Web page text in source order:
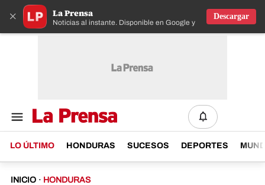
× La Prensa
Noticias al instante. Disponible en Google y IOS
Descargar
LO ÚLTIMO HONDURAS SUCESOS DEPORTES
INICIO · HONDURAS